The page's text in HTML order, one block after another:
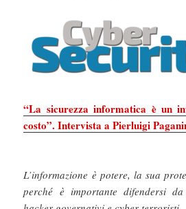
“La sicurezza informatica è un
costo”. Intervista a Pierluigi
L’informazione è potere, la sua
perché è importante difendersi